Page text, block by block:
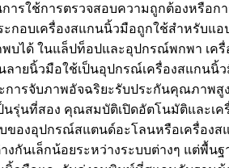
รใช้การตรวจสอบความถูกต้องหรือ
กอบเครื่องสแกนนิ้วมือถูกใช้สำหรับ
พบได้ ในแล็ปท็อปและอุปกรณ์พกพา
ายนิ้วมือใช้เป็นอุปกรณ์เครื่องสแกน
รจับภาพอัจฉริยะรับประกันคุณภาพ
นรุ่นที่สอง คุณสมบัติเปิดอัตโนมัติและ
องอุปกรณ์สแตนด์อะโลนหรือเครื่อง
นเล็กน้อยระหว่างระบบต่างๆ แต่พื้น